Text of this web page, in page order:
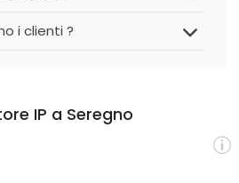
i clienti ?
IP a Seregno